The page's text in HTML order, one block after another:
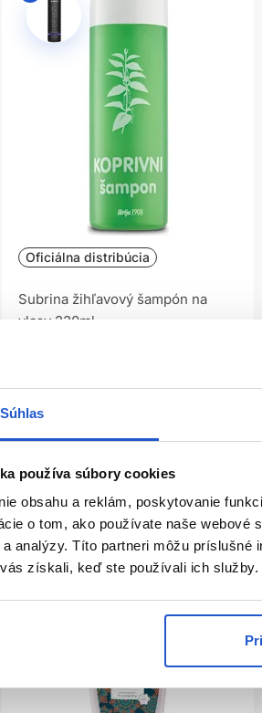
Súhlas
používa súbory cookies
obsahu a reklám, poskytovanie
o tom, ako používate naše webové
analýzy. Títo partneri môžu
získali, keď ste používali ich služby.
Oficiálna distribúcia
Subrina žihľavový šampón na
vlasy 230ml
3.10 €